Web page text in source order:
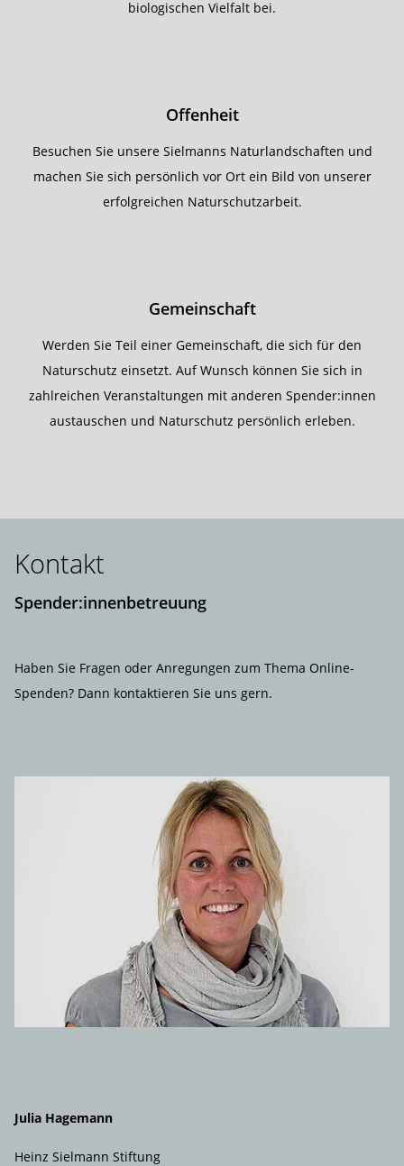
biologischen Vielfalt bei.
Offenheit
Besuchen Sie unsere Sielmanns Naturlandschaften und
machen Sie sich persönlich vor Ort ein Bild von unserer
erfolgreichen Naturschutzarbeit.
Gemeinschaft
Werden Sie Teil einer Gemeinschaft, die sich für den
Naturschutz einsetzt. Auf Wunsch können Sie sich in
zahlreichen Veranstaltungen mit anderen Spender:innen
austauschen und Naturschutz persönlich erleben.
Kontakt
Spender:innenbetreuung
Haben Sie Fragen oder Anregungen zum Thema Online-
Spenden? Dann kontaktieren Sie uns gern.
Julia Hagemann
Heinz Sielmann Stiftung